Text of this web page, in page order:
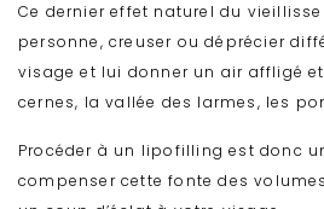
Ce dernier effet naturel du
personne, creuser ou déprécier
visage et lui donner un air affligé
cernes, la vallée des larmes, les
Procéder à un lipofilling est donc
compenser cette fonte des